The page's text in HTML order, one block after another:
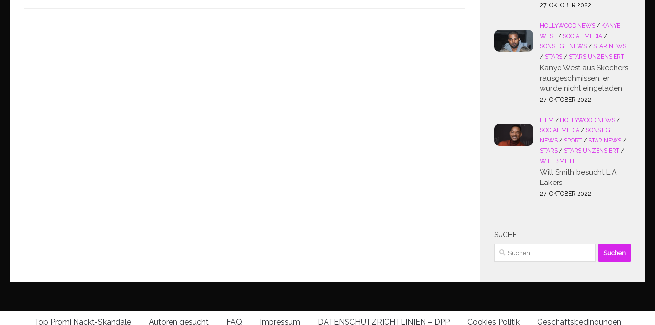
27. OKTOBER 2022
HOLLYWOOD NEWS / KANYE
WEST / SOCIAL MEDIA /
SONSTIGE NEWS / STAR NEWS
/ STARS / STARS UNZENSIERT
Kanye West aus Skechers
rausgeschmissen, er
wurde nicht eingeladen
27. OKTOBER 2022
FILM / HOLLYWOOD NEWS /
SOCIAL MEDIA / SONSTIGE
NEWS / SPORT / STAR NEWS /
STARS / STARS UNZENSIERT /
WILL SMITH
Will Smith besucht L.A.
Lakers
27. OKTOBER 2022
SUCHE
Suchen
nach:
Top Promi Nackt-Skandale Autoren gesucht FAQ Impressum DATENSCHUTZRICHTLINIEN – DPP Cookies Politik Geschäftsbedingungen